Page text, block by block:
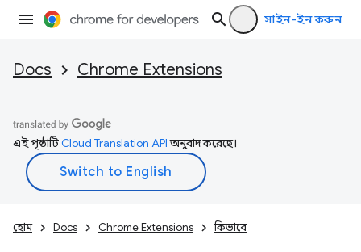
সাইন-ইন করুন
Docs Chrome Extensions
এই পৃষ্ঠাটিCloud Translation APIঅনুবাদ করেছে।
হোম Docs Chrome Extensions কিভাবে